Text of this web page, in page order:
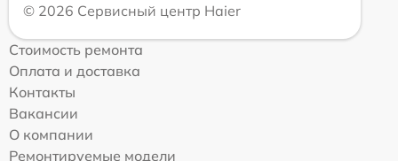
© 2026 Сервисный центр Haier
Стоимость ремонта
Оплата и доставка
Контакты
Вакансии
О компании
Ремонтируемые модели